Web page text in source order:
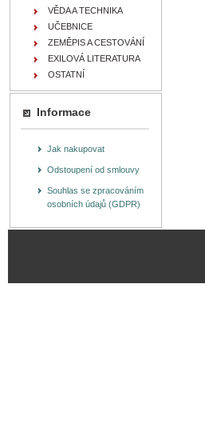
VĚDA A TECHNIKA
UČEBNICE
ZEMĚPIS A CESTOVÁNÍ
EXILOVÁ LITERATURA
OSTATNÍ
Informace
Jak nakupovat
Odstoupení od smlouvy
Souhlas se zpracováním
osobních údajů (GDPR)